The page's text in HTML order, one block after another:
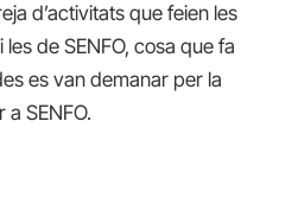
d’activitats que feien les
de SENFO, cosa que fa
es van demanar per la
SENFO.